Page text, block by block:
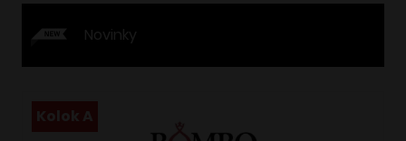
Novinky